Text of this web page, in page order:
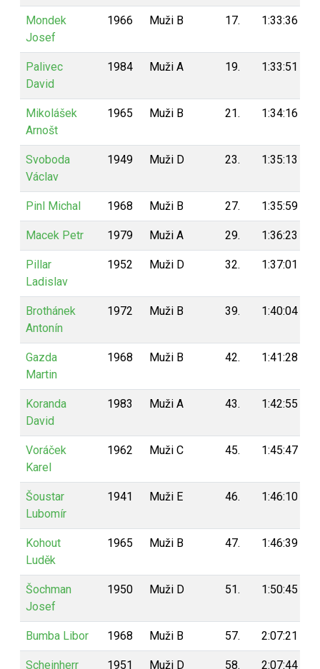
Mondek
Josef
1966 Muži B 17. 1:33:36
Palivec
David
1984 Muži A 19. 1:33:51
Mikolášek
Arnošt
1965 Muži B 21. 1:34:16
Svoboda
Václav
1949 Muži D 23. 1:35:13
Pinl Michal 1968 Muži B 27. 1:35:59
Macek Petr 1979 Muži A 29. 1:36:23
Pillar
Ladislav
1952 Muži D 32. 1:37:01
Brothánek
Antonín
1972 Muži B 39. 1:40:04
Gazda
Martin
1968 Muži B 42. 1:41:28
Koranda
David
1983 Muži A 43. 1:42:55
Voráček
Karel
1962 Muži C 45. 1:45:47
Šoustar
Lubomír
1941 Muži E 46. 1:46:10
Kohout
Luděk
1965 Muži B 47. 1:46:39
Šochman
Josef
1950 Muži D 51. 1:50:45
Bumba Libor 1968 Muži B 57. 2:07:21
Scheinherr 1951 Muži D 58. 2:07:44